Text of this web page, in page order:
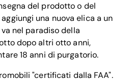
del prodotto o del
una nuova elica a un
nel paradiso della
dopo altri otto anni,
18 anni di purgatorio.
"certificati dalla FAA".